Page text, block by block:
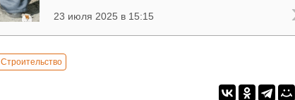
23 июля 2025 в 15:15
Строительство